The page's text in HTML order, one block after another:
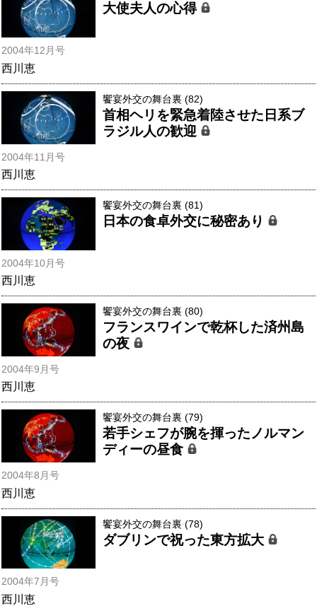
大使夫人の心得
2004年12月号
西川恵
饗宴外交の舞台裏 (82)
首相ヘリを緊急着陸させた日系ブ
ラジル人の歓迎
2004年11月号
西川恵
饗宴外交の舞台裏 (81)
日本の食卓外交に秘密あり
2004年10月号
西川恵
饗宴外交の舞台裏 (80)
フランスワインで乾杯した済州島
の夜
2004年9月号
西川恵
饗宴外交の舞台裏 (79)
若手シェフが腕を揮ったノルマン
ディーの昼食
2004年8月号
西川恵
饗宴外交の舞台裏 (78)
ダブリンで祝った東方拡大
2004年7月号
西川恵